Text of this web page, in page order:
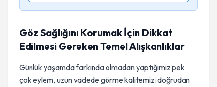
Göz Sağlığını Korumak İçin Dikkat
Edilmesi Gereken Temel Alışkanlıklar
Günlük yaşamda farkında olmadan yaptığımız pek
çok eylem, uzun vadede görme kalitemizi doğrudan